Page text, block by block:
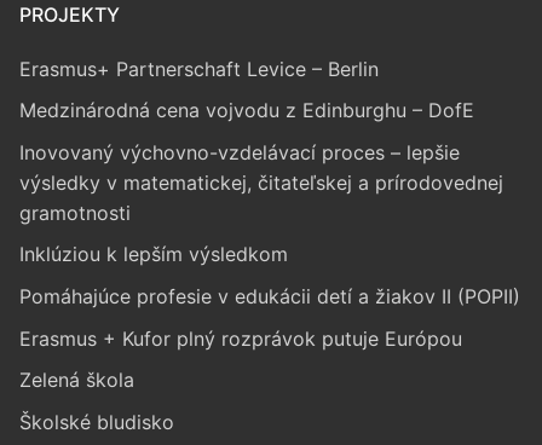
PROJEKTY
Erasmus+ Partnerschaft Levice – Berlin
Medzinárodná cena vojvodu z Edinburghu – DofE
Inovovaný výchovno-vzdelávací proces – lepšie
výsledky v matematickej, čitateľskej a prírodovednej
gramotnosti
Inklúziou k lepším výsledkom
Pomáhajúce profesie v edukácii detí a žiakov II (POPII)
Erasmus + Kufor plný rozprávok putuje Európou
Zelená škola
Školské bludisko